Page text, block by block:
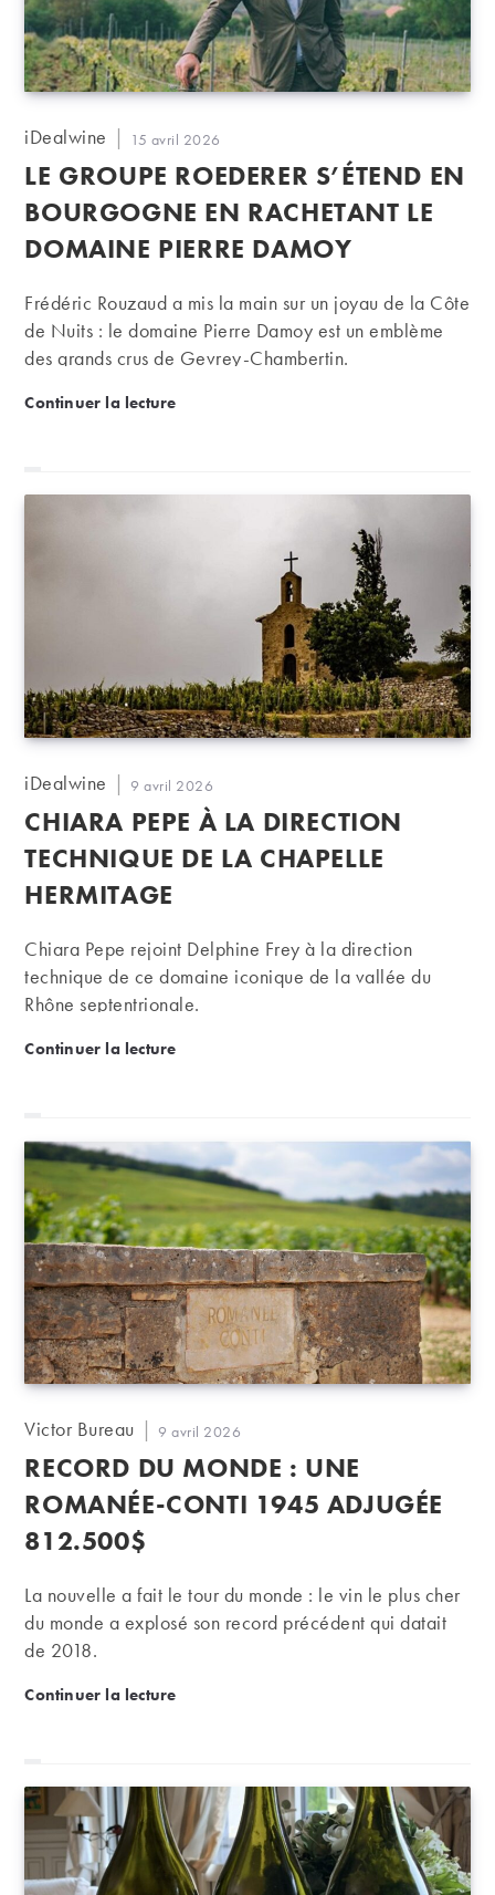
Auteur/autrice
la
publication :
iDealwine
Publication
publiée :
15 avril 2026
LE GROUPE ROEDERER S’ÉTEND EN
BOURGOGNE EN RACHETANT LE
DOMAINE PIERRE DAMOY
Frédéric Rouzaud a mis la main sur un joyau de la Côte
de Nuits : le domaine Pierre Damoy est un emblème
des grands crus de Gevrey-Chambertin.
Continuer la lectureLe groupe Roederer s’étend en Bourgogne en
Auteur/autrice
la
publication :
iDealwine
Publication
publiée :
9 avril 2026
CHIARA PEPE À LA DIRECTION
TECHNIQUE DE LA CHAPELLE
HERMITAGE
Chiara Pepe rejoint Delphine Frey à la direction
technique de ce domaine iconique de la vallée du
Rhône septentrionale.
Continuer la lectureChiara Pepe à la direction technique de la
Auteur/autrice
la
publication :
Victor Bureau
Publication
publiée :
9 avril 2026
RECORD DU MONDE : UNE
ROMANÉE-CONTI 1945 ADJUGÉE
812.500$
La nouvelle a fait le tour du monde : le vin le plus cher
du monde a explosé son record précédent qui datait
de 2018.
Continuer la lectureRecord du monde : une romanée-conti 1945